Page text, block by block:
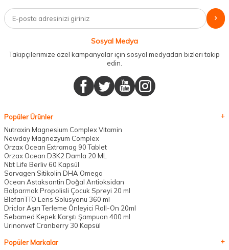
Sosyal Medya
Takipçilerimize özel kampanyalar için sosyal medyadan bizleri takip
edin.
Popüler Ürünler
Nutraxin Magnesium Complex Vitamin
Newday Magnezyum Complex
Orzax Ocean Extramag 90 Tablet
Orzax Ocean D3K2 Damla 20 ML
Nbt Life Berliv 60 Kapsül
Sorvagen Sitikolin DHA Omega
Ocean Astaksantin Doğal Antioksidan
Balparmak Propolisli Çocuk Spreyi 20 ml
BlefariTTO Lens Solüsyonu 360 ml
Driclor Aşırı Terleme Önleyici Roll-On 20ml
Sebamed Kepek Karşıtı Şampuan 400 ml
Urinonvef Cranberry 30 Kapsül
Popüler Markalar